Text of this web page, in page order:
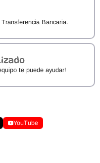
Bancaria.
te puede ayudar!
YouTube